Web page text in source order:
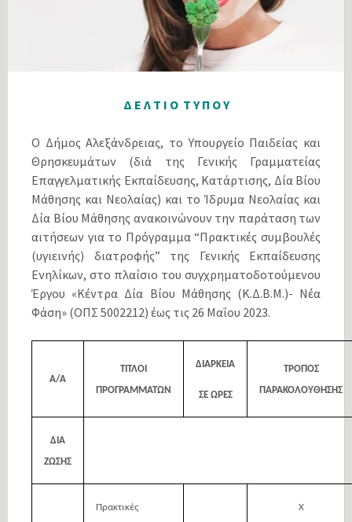
Δ Ε Λ Τ Ι Ο Τ Υ Π Ο Υ
Ο Δήμος Αλεξάνδρειας, το Υπουργείο Παιδείας και
Θρησκευμάτων (διά της Γενικής Γραμματείας
Επαγγελματικής Εκπαίδευσης, Κατάρτισης, Δία Βίου
Μάθησης και Νεολαίας) και το Ίδρυμα Νεολαίας και
Δία Βίου Μάθησης ανακοινώνουν την παράταση των
αιτήσεων για το Πρόγραμμα “Πρακτικές συμβουλές
(υγιεινής) διατροφής” της Γενικής Εκπαίδευσης
Ενηλίκων, στο πλαίσιο του συγχρηματοδοτούμενου
Έργου «Κέντρα Δία Βίου Μάθησης (Κ.Δ.Β.Μ.)- Νέα
Φάση» (ΟΠΣ 5002212) έως τις 26 Μαΐου 2023.
Α/Α
ΤΙΤΛΟΙ
ΠΡΟΓΡΑΜΜΑΤΩΝ
ΔΙΑΡΚΕΙΑ
ΣΕ ΩΡΕΣ
ΤΡΟΠΟΣ
ΠΑΡΑΚΟΛΟΥΘΗΣΗΣ
ΔΙΑ
ΖΩΣΗΣ
Πρακτικές Χ